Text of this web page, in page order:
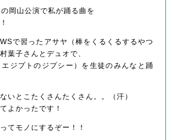
岡山公演で私が踊る曲を
で習ったアサヤ（棒をくるくるするやつ
葉子さんとデュオで、
ジプトのジプシー）を生徒のみんなと踊
いとこたくさんたくさん。。（汗）
よかったです！
てモノにするぞー！！